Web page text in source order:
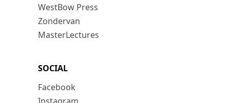
WestBow Press
Zondervan
MasterLectures
SOCIAL
Facebook